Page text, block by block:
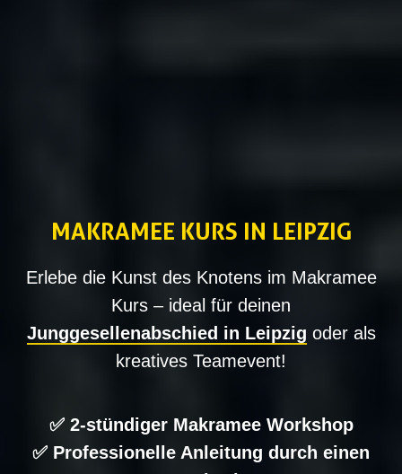
MAKRAMEE KURS IN LEIPZIG
Erlebe die Kunst des Knotens im Makramee
Kurs – ideal für deinen
Junggesellenabschied in Leipzig oder als
kreatives Teamevent!
✅ 2-stündiger Makramee Workshop
✅ Professionelle Anleitung durch einen